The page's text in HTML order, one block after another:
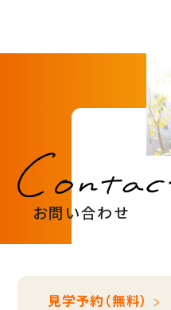
お問い合わせ
見学予約（無料）